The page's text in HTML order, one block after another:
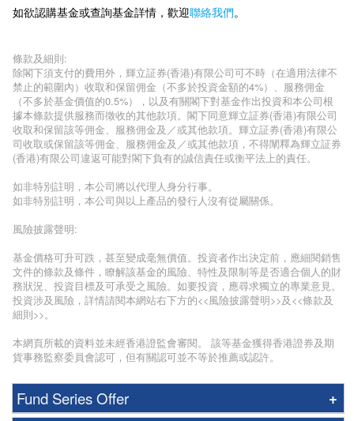
如欲認購基金或查詢基金詳情，歡迎聯絡我們。
條款及細則:
除閣下須支付的費用外，輝立証券(香港)有限公司可不時（在適用法律不
禁止的範圍內）收取和保留佣金（不多於投資金額的4%）、服務佣金
（不多於基金價值的0.5%），以及有關閣下對基金作出投資和本公司根
據本條款提供服務而徵收的其他款項。閣下同意輝立証券(香港)有限公司
收取和保留該等佣金、服務佣金及／或其他款項。輝立証券(香港)有限公
司收取或保留該等佣金、服務佣金及／或其他款項，不得闡釋為輝立証券
(香港)有限公司違返可能對閣下負有的誠信責任或衡平法上的責任。
如非特別註明，本公司將以代理人身分行事。
如非特別註明，本公司與以上產品的發行人沒有從屬關係。
風險披露聲明:
基金價格可升可跌，甚至變成毫無價值。投資者作出決定前，應細閱銷售
文件的條款及條件，瞭解該基金的風險、特性及限制等是否適合個人的財
務狀況、投資目標及可承受之風險。如要投資，應尋求獨立的專業意見。
投資涉及風險，詳情請閱本網站右下方的<<風險披露聲明>>及<<條款及
細則>>。
本網頁所載的資料並未經香港證監會審閱。 該等基金獲得香港證券及期
貨事務監察委員會認可，但有關認可並不等於推薦或認許。
Fund Series Offer